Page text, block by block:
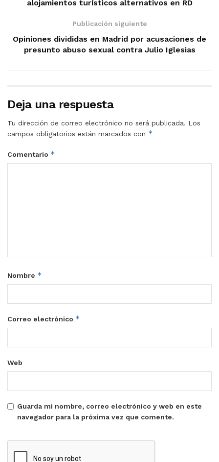
alojamientos turísticos alternativos en RD
Publicación siguiente
Opiniones divididas en Madrid por acusaciones de
presunto abuso sexual contra Julio Iglesias
Deja una respuesta
Tu dirección de correo electrónico no será publicada. Los
campos obligatorios están marcados con *
Comentario *
Nombre *
Correo electrónico *
Web
Guarda mi nombre, correo electrónico y web en este
navegador para la próxima vez que comente.